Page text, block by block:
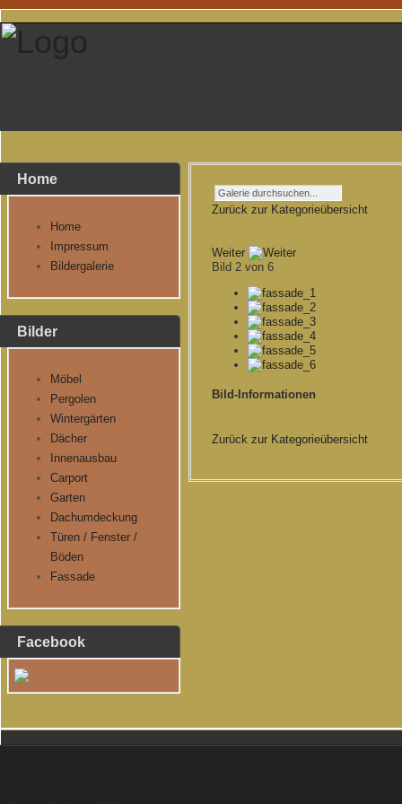
Home
Home
Impressum
Bildergalerie
Bilder
Möbel
Pergolen
Wintergärten
Dächer
Innenausbau
Carport
Garten
Dachumdeckung
Türen / Fenster /
Böden
Fassade
Facebook
Zurück zur Kategorieübersicht
Weiter
Bild 2 von 6
Bild-Informationen
Zurück zur Kategorieübersicht